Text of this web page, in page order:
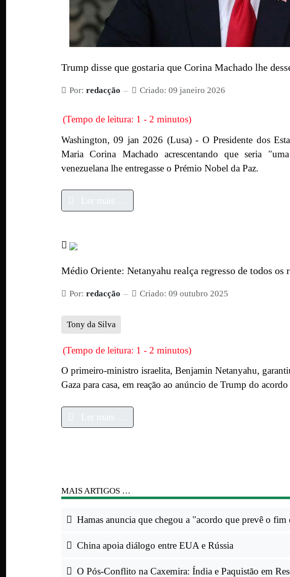
Trump disse que gostaria que Corina Machado lhe
Por: redacção Criado: 09 janeiro 2026
(Tempo de leitura: 1 - 2 minutos)
Washington, 09 jan 2026 (Lusa) - O Presidente dos
Maria Corina Machado acrescentando que seria
venezuelana lhe entregasse o Prémio Nobel da Paz.
Médio Oriente: Netanyahu realça regresso de todos os
Por: redacção Criado: 09 outubro 2025
Tony da Silva
(Tempo de leitura: 1 - 2 minutos)
O primeiro-ministro israelita, Benjamin Netanyahu,
Gaza para casa, em reação ao anúncio de Trump do
MAIS ARTIGOS …
Hamas anuncia que chegou a "acordo que prevê o fim
China apoia diálogo entre EUA e Rússia
O Pós-Conflito na Caxemira: Índia e Paquistão em